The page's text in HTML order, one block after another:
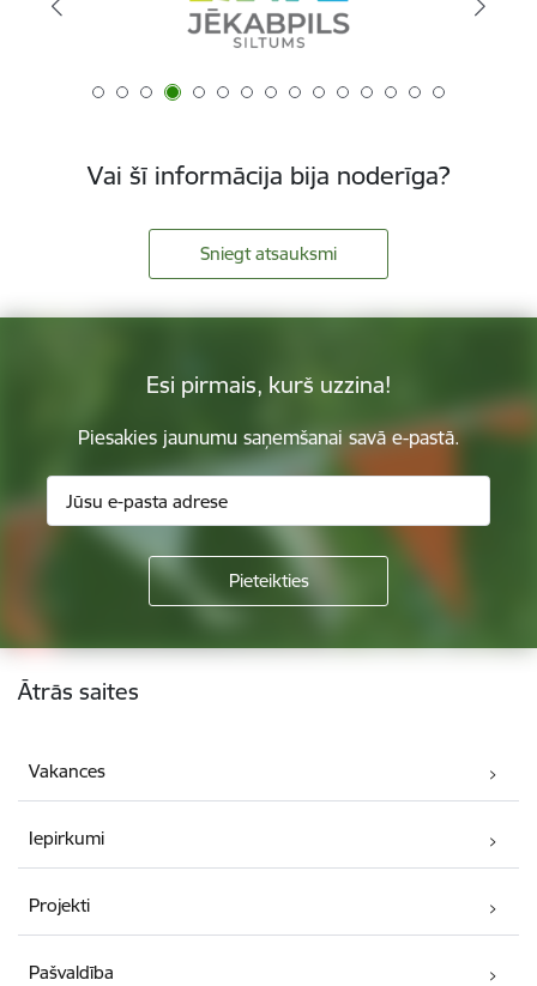
Vai šī informācija bija noderīga?
Sniegt atsauksmi
Esi pirmais, kurš uzzina!
Piesakies jaunumu saņemšanai savā e-pastā.
Kājene
Ātrās saites
Vakances
Iepirkumi
Projekti
Pašvaldība